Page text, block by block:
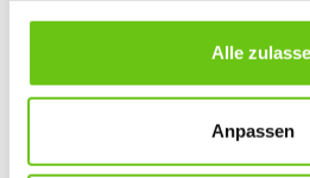
Cookies Sie erlauben.
wählen Sie „Alle ablehnen” – in
Daten verarbeitet, die für den
jederzeit ändern, indem Sie auf
links klicken. Weitere
Alle
Anpassen